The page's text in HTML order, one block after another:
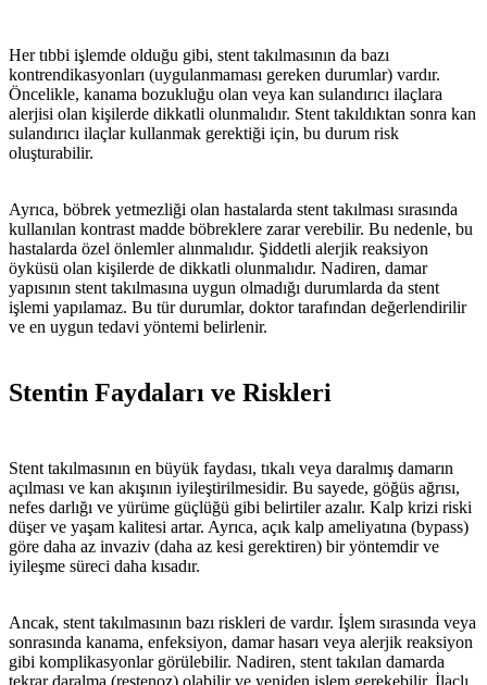
Her tıbbi işlemde olduğu gibi, stent takılmasının da bazı
kontrendikasyonları (uygulanmaması gereken durumlar) vardır.
Öncelikle, kanama bozukluğu olan veya kan sulandırıcı ilaçlara
alerjisi olan kişilerde dikkatli olunmalıdır. Stent takıldıktan sonra kan
sulandırıcı ilaçlar kullanmak gerektiği için, bu durum risk
oluşturabilir.
Ayrıca, böbrek yetmezliği olan hastalarda stent takılması sırasında
kullanılan kontrast madde böbreklere zarar verebilir. Bu nedenle, bu
hastalarda özel önlemler alınmalıdır. Şiddetli alerjik reaksiyon
öyküsü olan kişilerde de dikkatli olunmalıdır. Nadiren, damar
yapısının stent takılmasına uygun olmadığı durumlarda da stent
işlemi yapılamaz. Bu tür durumlar, doktor tarafından değerlendirilir
ve en uygun tedavi yöntemi belirlenir.
Stentin Faydaları ve Riskleri
Stent takılmasının en büyük faydası, tıkalı veya daralmış damarın
açılması ve kan akışının iyileştirilmesidir. Bu sayede, göğüs ağrısı,
nefes darlığı ve yürüme güçlüğü gibi belirtiler azalır. Kalp krizi riski
düşer ve yaşam kalitesi artar. Ayrıca, açık kalp ameliyatına (bypass)
göre daha az invaziv (daha az kesi gerektiren) bir yöntemdir ve
iyileşme süreci daha kısadır.
Ancak, stent takılmasının bazı riskleri de vardır. İşlem sırasında veya
sonrasında kanama, enfeksiyon, damar hasarı veya alerjik reaksiyon
gibi komplikasyonlar görülebilir. Nadiren, stent takılan damarda
tekrar daralma (restenoz) olabilir ve yeniden işlem gerekebilir. İlaçlı